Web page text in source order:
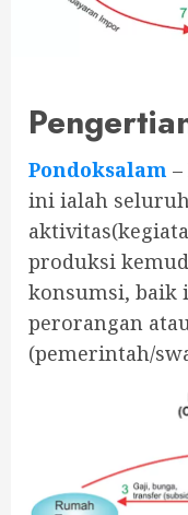
Pondoksalam
ini ialah
produksi
konsumsi, baik
perorangan
(pemerintah/